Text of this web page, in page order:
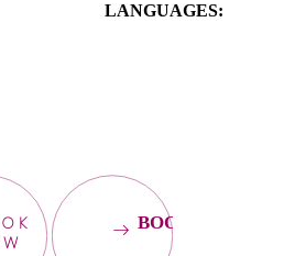
LANGUAGES:
BOOKNOW